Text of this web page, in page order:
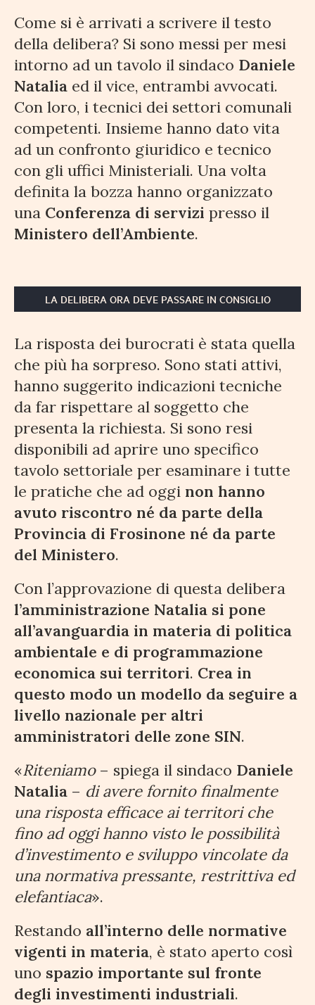
Come si è arrivati a scrivere il testo
della delibera? Si sono messi per mesi
intorno ad un tavolo il sindaco Daniele
Natalia ed il vice, entrambi avvocati.
Con loro, i tecnici dei settori comunali
competenti. Insieme hanno dato vita
ad un confronto giuridico e tecnico
con gli uffici Ministeriali. Una volta
definita la bozza hanno organizzato
una Conferenza di servizi presso il
Ministero dell’Ambiente.
LA DELIBERA ORA DEVE PASSARE IN CONSIGLIO
La risposta dei burocrati è stata quella
che più ha sorpreso. Sono stati attivi,
hanno suggerito indicazioni tecniche
da far rispettare al soggetto che
presenta la richiesta. Si sono resi
disponibili ad aprire uno specifico
tavolo settoriale per esaminare i tutte
le pratiche che ad oggi non hanno
avuto riscontro né da parte della
Provincia di Frosinone né da parte
del Ministero.
Con l’approvazione di questa delibera
l’amministrazione Natalia si pone
all’avanguardia in materia di politica
ambientale e di programmazione
economica sui territori. Crea in
questo modo un modello da seguire a
livello nazionale per altri
amministratori delle zone SIN.
«Riteniamo– spiega il sindaco Daniele
Natalia – di avere fornito finalmente
una risposta efficace ai territori che
fino ad oggi hanno visto le possibilità
d’investimento e sviluppo vincolate da
una normativa pressante, restrittiva ed
elefantiaca».
Restando all’interno delle normative
vigenti in materia, è stato aperto così
uno spazio importante sul fronte
degli investimenti industriali.